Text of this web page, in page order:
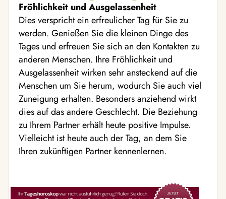
Fröhlichkeit und Ausgelassenheit
Dies verspricht ein erfreulicher Tag für Sie zu
werden. Genießen Sie die kleinen Dinge des
Tages und erfreuen Sie sich an den Kontakten zu
anderen Menschen. Ihre Fröhlichkeit und
Ausgelassenheit wirken sehr ansteckend auf die
Menschen um Sie herum, wodurch Sie auch viel
Zuneigung erhalten. Besonders anziehend wirkt
dies auf das andere Geschlecht. Die Beziehung
zu Ihrem Partner erhält heute positive Impulse.
Vielleicht ist heute auch der Tag, an dem Sie
Ihren zukünftigen Partner kennenlernen.